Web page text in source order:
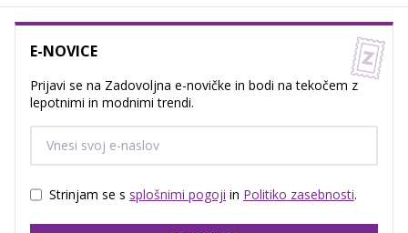
E-NOVICE
Prijavi se na Zadovoljna e-novičke in bodi na tekočem z
lepotnimi in modnimi trendi.
Strinjam se s splošnimi pogoji in Politiko zasebnosti.